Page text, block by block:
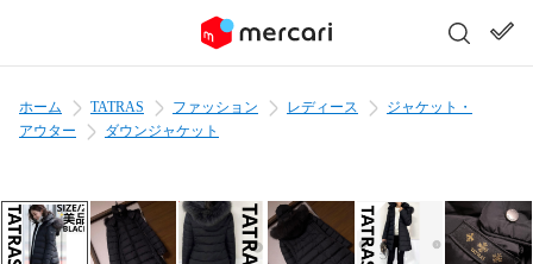
ホーム TATRAS ファッション レディース
ジャケット・
アウター
ダウンジャケット